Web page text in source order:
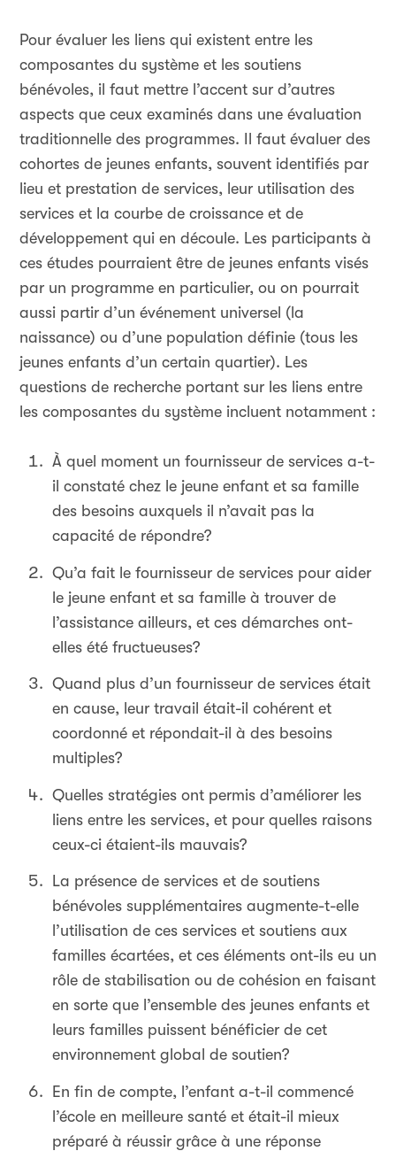
Pour évaluer les liens qui existent entre les
composantes du système et les soutiens
bénévoles, il faut mettre l’accent sur d’autres
aspects que ceux examinés dans une évaluation
traditionnelle des programmes. Il faut évaluer des
cohortes de jeunes enfants, souvent identifiés par
lieu et prestation de services, leur utilisation des
services et la courbe de croissance et de
développement qui en découle. Les participants à
ces études pourraient être de jeunes enfants visés
par un programme en particulier, ou on pourrait
aussi partir d’un événement universel (la
naissance) ou d’une population définie (tous les
jeunes enfants d’un certain quartier). Les
questions de recherche portant sur les liens entre
les composantes du système incluent notamment :
À quel moment un fournisseur de services a-t-
il constaté chez le jeune enfant et sa famille
des besoins auxquels il n’avait pas la
capacité de répondre?
Qu’a fait le fournisseur de services pour aider
le jeune enfant et sa famille à trouver de
l’assistance ailleurs, et ces démarches ont-
elles été fructueuses?
Quand plus d’un fournisseur de services était
en cause, leur travail était-il cohérent et
coordonné et répondait-il à des besoins
multiples?
Quelles stratégies ont permis d’améliorer les
liens entre les services, et pour quelles raisons
ceux-ci étaient-ils mauvais?
La présence de services et de soutiens
bénévoles supplémentaires augmente-t-elle
l’utilisation de ces services et soutiens aux
familles écartées, et ces éléments ont-ils eu un
rôle de stabilisation ou de cohésion en faisant
en sorte que l’ensemble des jeunes enfants et
leurs familles puissent bénéficier de cet
environnement global de soutien?
En fin de compte, l’enfant a-t-il commencé
l’école en meilleure santé et était-il mieux
préparé à réussir grâce à une réponse